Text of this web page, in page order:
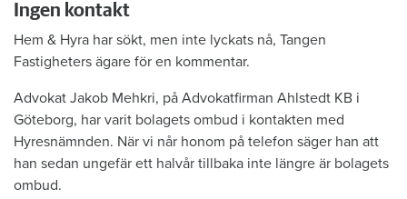
Ingen kontakt
Hem & Hyra har sökt, men inte lyckats nå, Tangen
Fastigheters ägare för en kommentar.
Advokat Jakob Mehkri, på Advokatfirman Ahlstedt KB i
Göteborg, har varit bolagets ombud i kontakten med
Hyresnämnden. När vi når honom på telefon säger han att
han sedan ungefär ett halvår tillbaka inte längre är bolagets
ombud.